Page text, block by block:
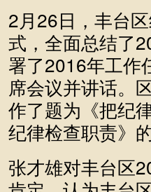
2月26日，丰台
式，全面总结了
署了2016年工作
席会议并讲话。
作了题为《把纪
纪律检查职责》
张才雄对丰台区